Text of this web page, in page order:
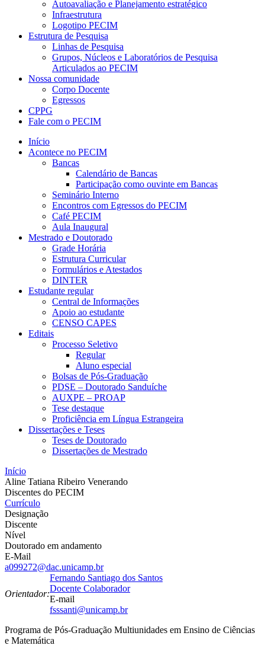
Autoavaliação e Planejamento estratégico
Infraestrutura
Logotipo PECIM
Estrutura de Pesquisa
Linhas de Pesquisa
Grupos, Núcleos e Laboratórios de Pesquisa
Articulados ao PECIM
Nossa comunidade
Corpo Docente
Egressos
CPPG
Fale com o PECIM
Início
Acontece no PECIM
Bancas
Calendário de Bancas
Participação como ouvinte em Bancas
Seminário Interno
Encontros com Egressos do PECIM
Café PECIM
Aula Inaugural
Mestrado e Doutorado
Grade Horária
Estrutura Curricular
Formulários e Atestados
DINTER
Estudante regular
Central de Informações
Apoio ao estudante
CENSO CAPES
Editais
Processo Seletivo
Regular
Aluno especial
Bolsas de Pós-Graduação
PDSE – Doutorado Sanduíche
AUXPE – PROAP
Tese destaque
Proficiência em Língua Estrangeira
Dissertações e Teses
Teses de Doutorado
Dissertações de Mestrado
Início
Aline Tatiana Ribeiro Venerando
Discentes do PECIM
Currículo
Designação
Discente
Nível
Doutorado em andamento
E-Mail
a099272@dac.unicamp.br
Orientador:
Fernando Santiago dos Santos
Docente Colaborador
E-mail
fsssanti@unicamp.br
Programa de Pós-Graduação Multiunidades em Ensino de Ciências
e Matemática